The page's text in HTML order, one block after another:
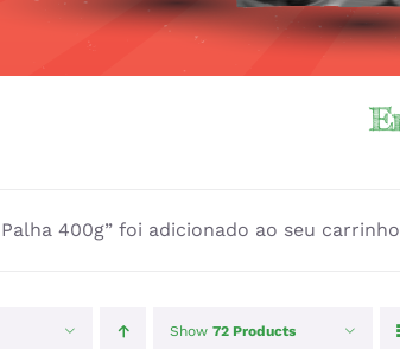
400g” foi adicionado ao seu
Show 72 Products